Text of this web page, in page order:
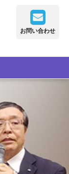
お問い合わせ